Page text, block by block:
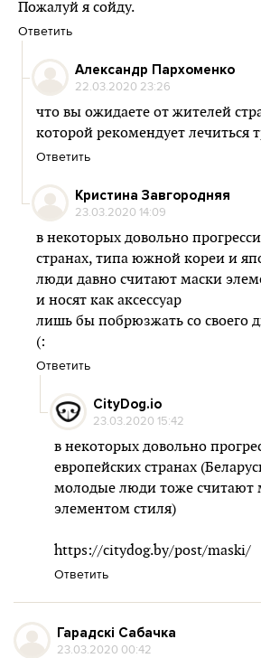
Пожалуй я сойду.
Ответить
Александр Пархоменко
22.03.2020 23:26
что вы ожидаете от жителей
которой рекомендует лечиться
Ответить
Кристина Завгородняя
23.03.2020 14:09
в некоторых довольно
странах, типа южной кореи и
люди давно считают маски
и носят как аксессуар
лишь бы побрюзжать со своего
(:
Ответить
CityDog.io
23.03.2020 15:42
в некоторых довольно
европейских странах
молодые люди тоже считают
элементом стиля)
https://citydog.by/post/maski/
Ответить
Гарадскі Сабачка
23.03.2020 00:42